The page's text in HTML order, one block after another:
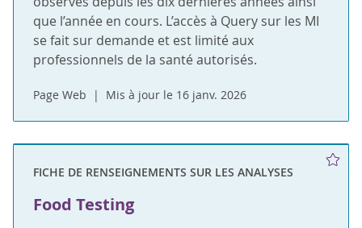
que l’année en cours. L’accès à Query sur les MI
se fait sur demande et est limité aux
professionnels de la santé autorisés.
Page Web Mis à jour le 16 janv. 2026
FICHE DE RENSEIGNEMENTS SUR LES ANALYSES
Food Testing